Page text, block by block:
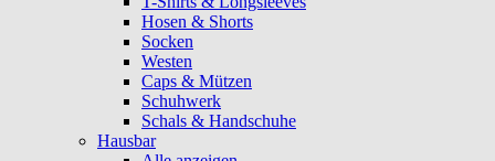
Hosen & Shorts
Socken
Westen
Caps & Mützen
Schuhwerk
Schals & Handschuhe
Hausbar